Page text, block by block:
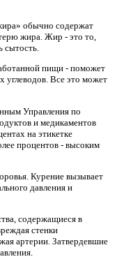
обычно содержат
жира. Жир - это то,
сытость.
пищи - поможет
углеводов. Все это может
Управления по
и медикаментов
на этикетке
процентов - высоким
Курение вызывает
давления и
содержащиеся в
стенки
артерии. Затвердевшие